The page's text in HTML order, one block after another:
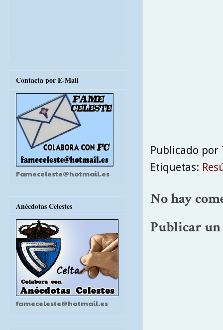
Publicado por
Etiquetas:
No hay
Publicar
Contacta por E-Mail
Fameceleste@hotmail.es
Anécdotas Celestes
fameceleste@hotmail.es